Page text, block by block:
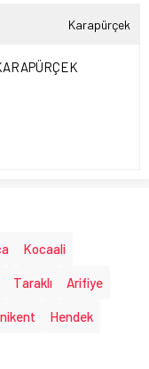
Karapürçek
Kocaali
Taraklı Arifiye
Hendek